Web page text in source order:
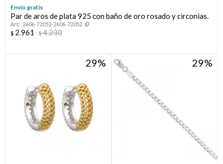
Envío gratis
Par de aros de plata 925 con baño de oro rosado y circonias.
2606-72052-2606-72052
$ 2.961 $4.230
29 29
Compromiso